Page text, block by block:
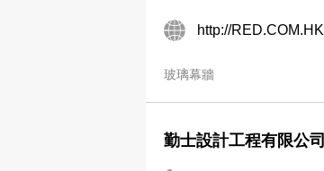
http://RED.COM.HK
玻璃幕牆
勤士設計工程有限公司